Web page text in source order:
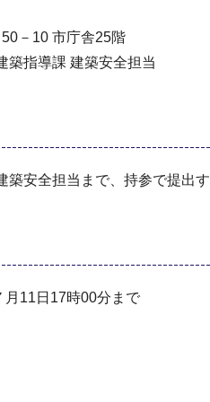
－10 市庁舎25階
築指導課 建築安全担当
築安全担当まで、持参で提出
11日17時00分まで